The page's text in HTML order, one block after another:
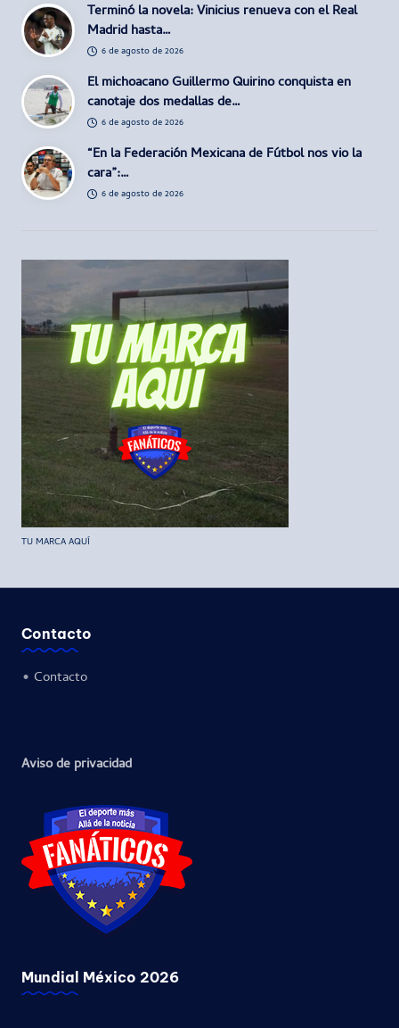
Terminó la novela: Vinicius renueva con el Real
Madrid hasta…
6 de agosto de 2026
El michoacano Guillermo Quirino conquista en
canotaje dos medallas de…
6 de agosto de 2026
“En la Federación Mexicana de Fútbol nos vio la
cara”:…
6 de agosto de 2026
TU MARCA AQUÍ
Contacto
• Contacto
Aviso de privacidad
Mundial México 2026